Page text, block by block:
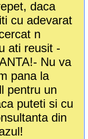
daca
cu adevarat
n
ati reusit -
Nu va
pana la
pentru un
puteti si cu
din